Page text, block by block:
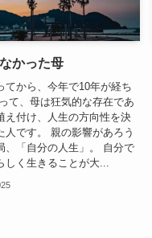
かった母
てから、今年で10年が経ち
て、母は狂気的な存在であ
え付け、人生の方向性を決
人です。 親の影響があろう
、「自分の人生」。 自分で
しく生きることが大...